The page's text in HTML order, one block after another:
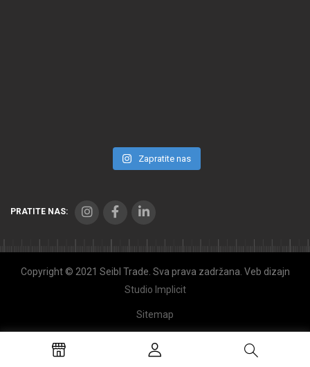
Zapratite nas
PRATITE NAS:
Copyright © 2021 Seibl Trade. Sva prava zadržana. Veb dizajn
Studio Implicit
Sitemap